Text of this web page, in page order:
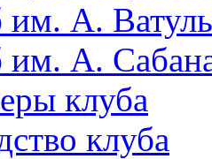
им. А.
им. А.
клуба
клуба